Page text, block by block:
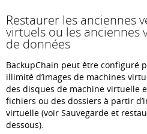
Restaurer les anciennes
virtuels ou les anciennes
de données
BackupChain peut être configuré
illimité d’images de machines
des disques de machine virtuelle
fichiers ou des dossiers à partir
virtuelle (voir Sauvegarde et
dessous).